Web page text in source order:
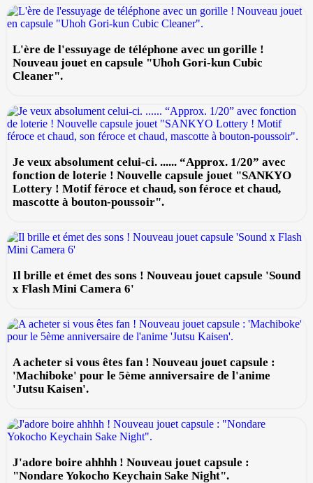
L'ère de l'essuyage de téléphone avec un gorille !
Nouveau jouet en capsule "Uhoh Gori-kun Cubic
Cleaner".
Je veux absolument celui-ci. ...... “Approx. 1/20” avec
fonction de loterie ! Nouvelle capsule jouet "SANKYO
Lottery ! Motif féroce et chaud, son féroce et chaud,
mascotte à bouton-poussoir".
Il brille et émet des sons ! Nouveau jouet capsule 'Sound
x Flash Mini Camera 6'
A acheter si vous êtes fan ! Nouveau jouet capsule :
'Machiboke' pour le 5ème anniversaire de l'anime
'Jutsu Kaisen'.
J'adore boire ahhhh ! Nouveau jouet capsule :
"Nondare Yokocho Keychain Sake Night".